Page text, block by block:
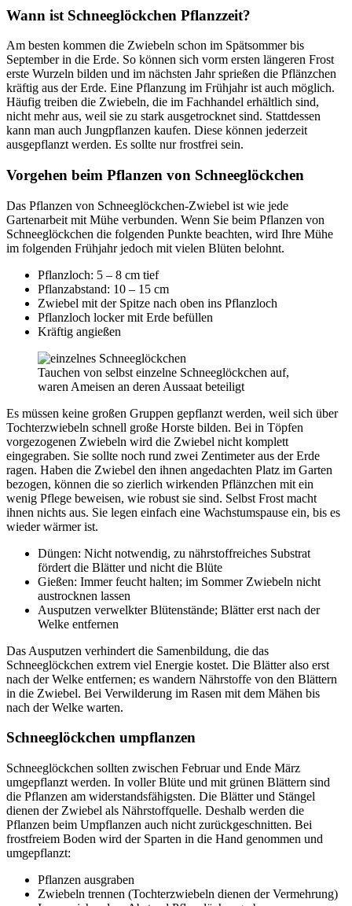
Wann ist Schneeglöckchen Pflanzzeit?
Am besten kommen die Zwiebeln schon im Spätsommer bis
September in die Erde. So können sich vorm ersten längeren Frost
erste Wurzeln bilden und im nächsten Jahr sprießen die Pflänzchen
kräftig aus der Erde. Eine Pflanzung im Frühjahr ist auch möglich.
Häufig treiben die Zwiebeln, die im Fachhandel erhältlich sind,
nicht mehr aus, weil sie zu stark ausgetrocknet sind. Stattdessen
kann man auch Jungpflanzen kaufen. Diese können jederzeit
ausgepflanzt werden. Es sollte nur frostfrei sein.
Vorgehen beim Pflanzen von Schneeglöckchen
Das Pflanzen von Schneeglöckchen-Zwiebel ist wie jede
Gartenarbeit mit Mühe verbunden. Wenn Sie beim Pflanzen von
Schneeglöckchen die folgenden Punkte beachten, wird Ihre Mühe
im folgenden Frühjahr jedoch mit vielen Blüten belohnt.
Pflanzloch: 5 – 8 cm tief
Pflanzabstand: 10 – 15 cm
Zwiebel mit der Spitze nach oben ins Pflanzloch
Pflanzloch locker mit Erde befüllen
Kräftig angießen
Tauchen von selbst einzelne Schneeglöckchen auf,
waren Ameisen an deren Aussaat beteiligt
Es müssen keine großen Gruppen gepflanzt werden, weil sich über
Tochterzwiebeln schnell große Horste bilden. Bei in Töpfen
vorgezogenen Zwiebeln wird die Zwiebel nicht komplett
eingegraben. Sie sollte noch rund zwei Zentimeter aus der Erde
ragen. Haben die Zwiebel den ihnen angedachten Platz im Garten
bezogen, können die so zierlich wirkenden Pflänzchen mit ein
wenig Pflege beweisen, wie robust sie sind. Selbst Frost macht
ihnen nichts aus. Sie legen einfach eine Wachstumspause ein, bis es
wieder wärmer ist.
Düngen: Nicht notwendig, zu nährstoffreiches Substrat
fördert die Blätter und nicht die Blüte
Gießen: Immer feucht halten; im Sommer Zwiebeln nicht
austrocknen lassen
Ausputzen verwelkter Blütenstände; Blätter erst nach der
Welke entfernen
Das Ausputzen verhindert die Samenbildung, die das
Schneeglöckchen extrem viel Energie kostet. Die Blätter also erst
nach der Welke entfernen; es wandern Nährstoffe von den Blättern
in die Zwiebel. Bei Verwilderung im Rasen mit dem Mähen bis
nach der Welke warten.
Schneeglöckchen umpflanzen
Schneeglöckchen sollten zwischen Februar und Ende März
umgepflanzt werden. In voller Blüte und mit grünen Blättern sind
die Pflanzen am widerstandsfähigsten. Die Blätter und Stängel
dienen der Zwiebel als Nährstoffquelle. Deshalb werden die
Pflanzen beim Umpflanzen auch nicht zurückgeschnitten. Bei
frostfreiem Boden wird der Sparten in die Hand genommen und
umgepflanzt:
Pflanzen ausgraben
Zwiebeln trennen (Tochterzwiebeln dienen der Vermehrung)